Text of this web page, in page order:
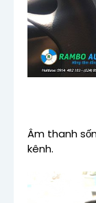
Âm thanh
kênh.